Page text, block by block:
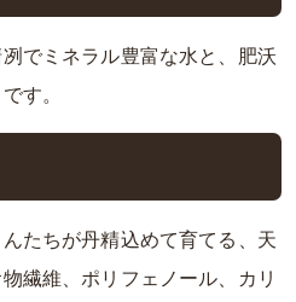
でミネラル豊富な水と、肥沃
す。
たちが丹精込めて育てる、天
繊維、ポリフェノール、カリ